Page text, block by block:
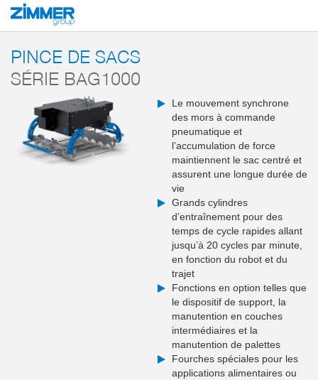
Démarrage Produits
PINCE DE SACS
SÉRIE BAG1000
Le mouvement synchrone
des mors à commande
pneumatique et
l’accumulation de force
maintiennent le sac centré et
assurent une longue durée de
vie
Grands cylindres
d’entraînement pour des
temps de cycle rapides allant
jusqu’à 20 cycles par minute,
en fonction du robot et du
trajet
Fonctions en option telles que
le dispositif de support, la
manutention en couches
intermédiaires et la
manutention de palettes
Fourches spéciales pour les
applications alimentaires ou